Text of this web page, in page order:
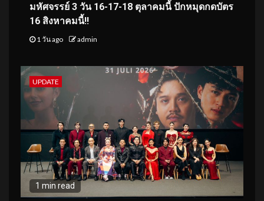
มหัศจรรย์ 3 วัน 16-17-18 ตุลาคมนี้ ปักหมุดกดบัตร
16 สิงหาคมนี้!!
1 วัน ago admin
UPDATE
1 min read